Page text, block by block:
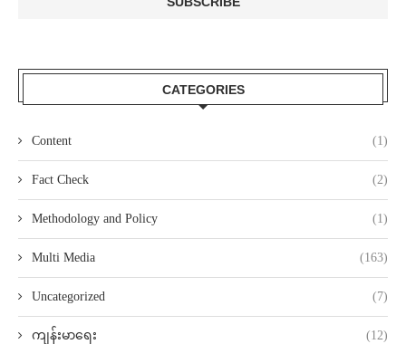
CATEGORIES
Content (1)
Fact Check (2)
Methodology and Policy (1)
Multi Media (163)
Uncategorized (7)
ကျန်းမာရေး (12)